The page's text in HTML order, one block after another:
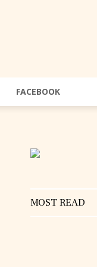
FACEBOOK
MOST READ